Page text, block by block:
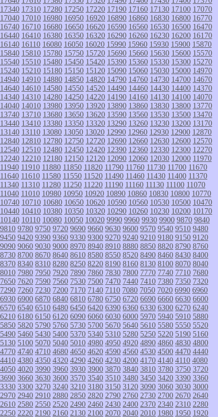
17340 17310 17280 17250 17220 17190 17160 17130 17100 17070
17040 17010 16980 16950 16920 16890 16860 16830 16800 16770
16740 16710 16680 16650 16620 16590 16560 16530 16500 16470
16440 16410 16380 16350 16320 16290 16260 16230 16200 16170
16140 16110 16080 16050 16020 15990 15960 15930 15900 15870
15840 15810 15780 15750 15720 15690 15660 15630 15600 15570
15540 15510 15480 15450 15420 15390 15360 15330 15300 15270
15240 15210 15180 15150 15120 15090 15060 15030 15000 14970
14940 14910 14880 14850 14820 14790 14760 14730 14700 14670
14640 14610 14580 14550 14520 14490 14460 14430 14400 14370
14340 14310 14280 14250 14220 14190 14160 14130 14100 14070
14040 14010 13980 13950 13920 13890 13860 13830 13800 13770
13740 13710 13680 13650 13620 13590 13560 13530 13500 13470
13440 13410 13380 13350 13320 13290 13260 13230 13200 13170
13140 13110 13080 13050 13020 12990 12960 12930 12900 12870
12840 12810 12780 12750 12720 12690 12660 12630 12600 12570
12540 12510 12480 12450 12420 12390 12360 12330 12300 12270
12240 12210 12180 12150 12120 12090 12060 12030 12000 11970
11940 11910 11880 11850 11820 11790 11760 11730 11700 11670
11640 11610 11580 11550 11520 11490 11460 11430 11400 11370
11340 11310 11280 11250 11220 11190 11160 11130 11100 11070
11040 11010 10980 10950 10920 10890 10860 10830 10800 10770
10740 10710 10680 10650 10620 10590 10560 10530 10500 10470
10440 10410 10380 10350 10320 10290 10260 10230 10200 10170
10140 10110 10080 10050 10020 9990 9960 9930 9900 9870 9840
9810 9780 9750 9720 9690 9660 9630 9600 9570 9540 9510 9480
9450 9420 9390 9360 9330 9300 9270 9240 9210 9180 9150 9120
9090 9060 9030 9000 8970 8940 8910 8880 8850 8820 8790 8760
8730 8700 8670 8640 8610 8580 8550 8520 8490 8460 8430 8400
8370 8340 8310 8280 8250 8220 8190 8160 8130 8100 8070 8040
8010 7980 7950 7920 7890 7860 7830 7800 7770 7740 7710 7680
7650 7620 7590 7560 7530 7500 7470 7440 7410 7380 7350 7320
7290 7260 7230 7200 7170 7140 7110 7080 7050 7020 6990 6960
6930 6900 6870 6840 6810 6780 6750 6720 6690 6660 6630 6600
6570 6540 6510 6480 6450 6420 6390 6360 6330 6300 6270 6240
6210 6180 6150 6120 6090 6060 6030 6000 5970 5940 5910 5880
5850 5820 5790 5760 5730 5700 5670 5640 5610 5580 5550 5520
5490 5460 5430 5400 5370 5340 5310 5280 5250 5220 5190 5160
5130 5100 5070 5040 5010 4980 4950 4920 4890 4860 4830 4800
4770 4740 4710 4680 4650 4620 4590 4560 4530 4500 4470 4440
4410 4380 4350 4320 4290 4260 4230 4200 4170 4140 4110 4080
4050 4020 3990 3960 3930 3900 3870 3840 3810 3780 3750 3720
3690 3660 3630 3600 3570 3540 3510 3480 3450 3420 3390 3360
3330 3300 3270 3240 3210 3180 3150 3120 3090 3060 3030 3000
2970 2940 2910 2880 2850 2820 2790 2760 2730 2700 2670 2640
2610 2580 2550 2520 2490 2460 2430 2400 2370 2340 2310 2280
2250 2220 2190 2160 2130 2100 2070 2040 2010 1980 1950 1920